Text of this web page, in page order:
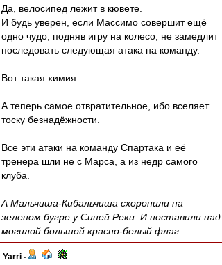
Да, велосипед лежит в кювете.
И будь уверен, если Массимо совершит ещё
одно чудо, подняв игру на колесо, не замедлит
последовать следующая атака на команду.
Вот такая химия.
А теперь самое отвратительное, ибо вселяет
тоску безнадёжности.
Все эти атаки на команду Спартака и её
тренера шли не с Марса, а из недр самого
клуба.
А Мальчиша-Кибальчиша схоронили на
зеленом бугре у Синей Реки. И поставили над
могилой большой красно-белый флаг.
Yarri -